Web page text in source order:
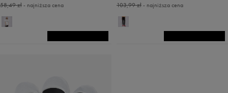
58,49 zł- najniższa cena 103,99 zł- najniższa cena